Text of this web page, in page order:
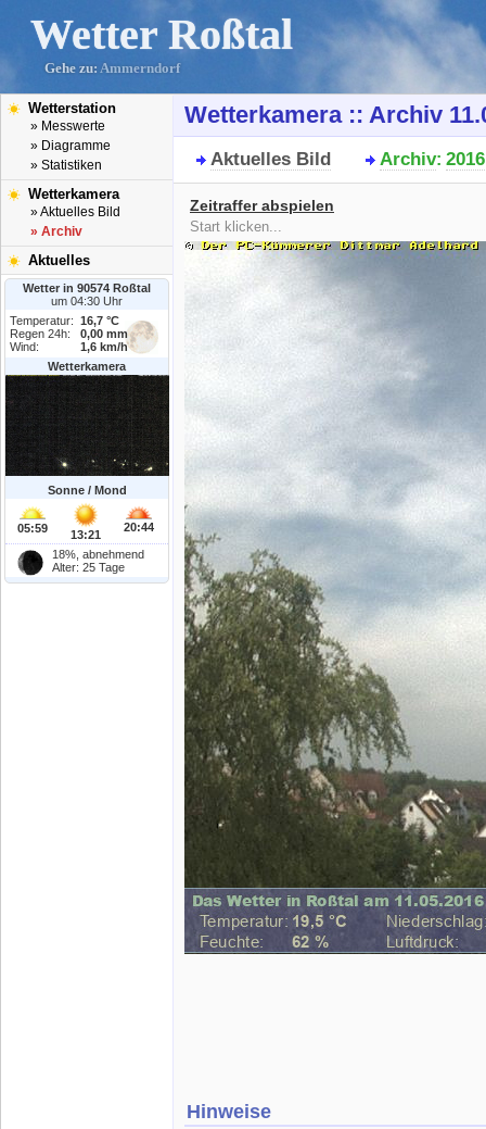
Wetter Roßtal
Gehe zu: Ammerndorf
Wetterstation
» Messwerte
» Diagramme
» Statistiken
Wetterkamera
» Aktuelles Bild
» Archiv
Aktuelles
Wetter in 90574 Roßtal
um 04:30 Uhr
Temperatur:
16,7 °C
Regen 24h:
0,00 mm
Wind:
1,6 km/h
Wetterkamera
Sonne / Mond
05:59 13:21
20:44
18%, abnehmend
Alter: 25 Tage
Wetterkamera :: Archiv
Aktuelles Bild Archiv: 2016
Zeitraffer abspielen
Start klicken...
Hinweise